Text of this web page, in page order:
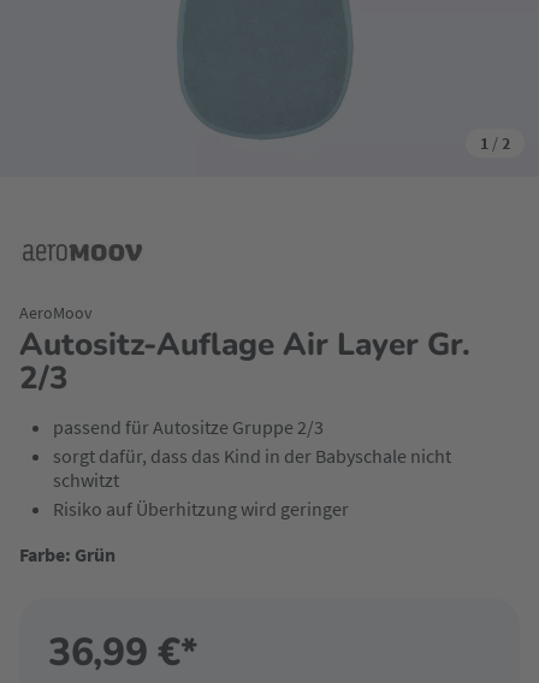
1 / 2
Autositz-Auflage Air Layer Gr.
2/3
AeroMoov
passend für Autositze Gruppe 2/3
sorgt dafür, dass das Kind in der Babyschale nicht
schwitzt
Risiko auf Überhitzung wird geringer
Farbe: Grün
36,99 €*